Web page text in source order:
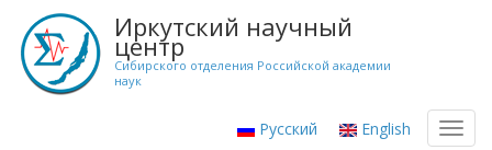
Перейти
основному
содержанию
Иркутский научный
центр
Сибирского отделения Российской академии
наук
Русский English